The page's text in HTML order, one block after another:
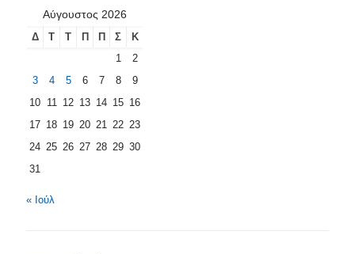
Αύγουστος 2026
Δ Τ Τ Π Π Σ
Κ
1
2
3
4 5 6 7 8
9
10 11 12 13 14 15 16
17 18 19 20 21 22 23
24 25 26 27 28 29 30
31
« Ιούλ